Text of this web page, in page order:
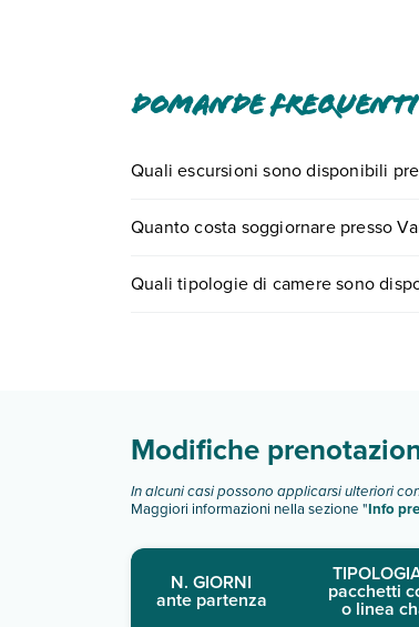
Domande
Quali escursioni sono disponibili
0721.17231 oprenotando un
Quanto costa soggiornare presso
partire.
Quali tipologie di camere sono
Modifiche
In alcuni casi possono applicarsi ulteriori
Maggiori informazioni nella sezione "Info
N. GIORNI
ante partenza pacchetti
o linea